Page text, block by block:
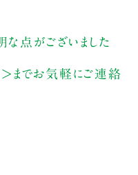
な点がございました
までお気軽にご連絡